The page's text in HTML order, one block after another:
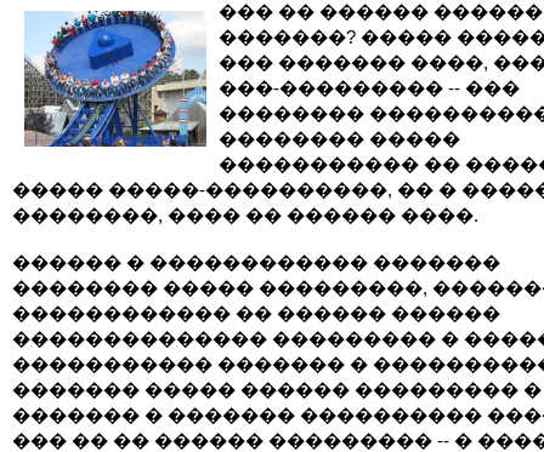
��� �� ������
�������? �����
��� ������� ����,
���-��������� -- ���
��������
�������� �����
����������� ��
����� �����-����������, �� �
��������, ���� �� ������ ����.
������ � ������������ �������
�������� ����� ���������,
������������ �� ������ ������
�������������� ��������� �
����������� ������� �
������� ����� ������ ��������� �
������� � ������� ����������
��� �� �� ������ ��������� -- �